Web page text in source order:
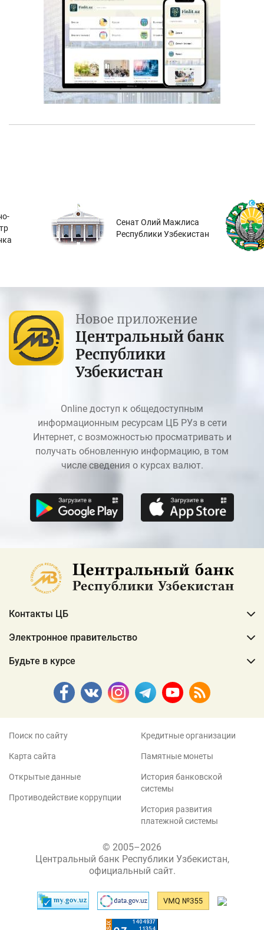
Сенат Олий Мажлиса
Республики Узбекистан
Новое приложение
Центральный банк
Республики
Узбекистан
Online доступ к общедоступным
информационным ресурсам ЦБ РУз в сети
Интернет, с возможностью просматривать и
получать обновленную информацию, в том
числе сведения о курсах валют.
Контакты ЦБ
Электронное правительство
Будьте в курсе
Поиск по сайту
Карта сайта
Открытые данные
Противодействие коррупции
Кредитные организации
Памятные монеты
История банковской
системы
История развития
платежной системы
© 2005–2026
Центральный банк Республики Узбекистан,
официальный сайт.